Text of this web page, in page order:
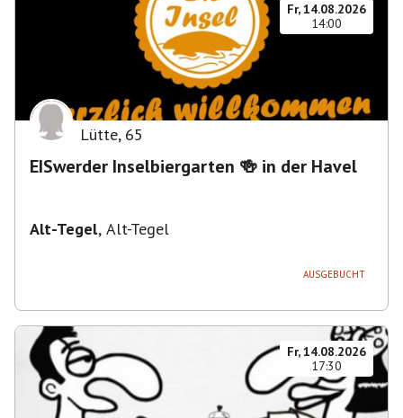
Fr, 14.08.2026
14:00
Lütte, 65
EISwerder Inselbiergarten 🍻 in der Havel
Alt-Tegel, Alt-Tegel
AUSGEBUCHT
Fr, 14.08.2026
17:30